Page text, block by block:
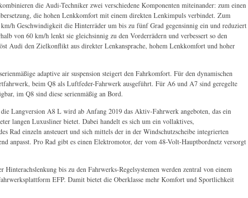
die Audi-Techniker zwei verschiedene Komponenten miteinander: zum einen
die hohen Lenkkomfort mit einem direkten Lenkimpuls verbindet. Zum
h Geschwindigkeit die Hinterräder um bis zu fünf Grad gegensinnig ein und reduziert
von 60 km/h lenkt sie gleichsinnig zu den Vorderrädern und verbessert so den
Audi den Zielkonflikt aus direkter Lenkansprache, hohem Lenkkomfort und hoher
adaptive air suspension steigert den Fahrkomfort. Für den dynamischen
beim Q8 als Luftfeder-Fahrwerk ausgeführt. Für A6 und A7 sind geregelte
im Q8 sind diese serienmäßig an Bord.
Langversion A8 L wird ab Anfang 2019 das Aktiv-Fahrwerk angeboten, das ein
langen Luxusliner bietet. Dabei handelt es sich um ein vollaktives,
Rad einzeln ansteuert und sich mittels der in der Windschutzscheibe integrierten
anpasst. Pro Rad gibt es einen Elektromotor, der vom 48-Volt-Hauptbordnetz versorgt
Hinterachslenkung bis zu den Fahrwerks-Regelsystemen werden zentral von einem
EFP. Damit bietet die Oberklasse mehr Komfort und Sportlichkeit